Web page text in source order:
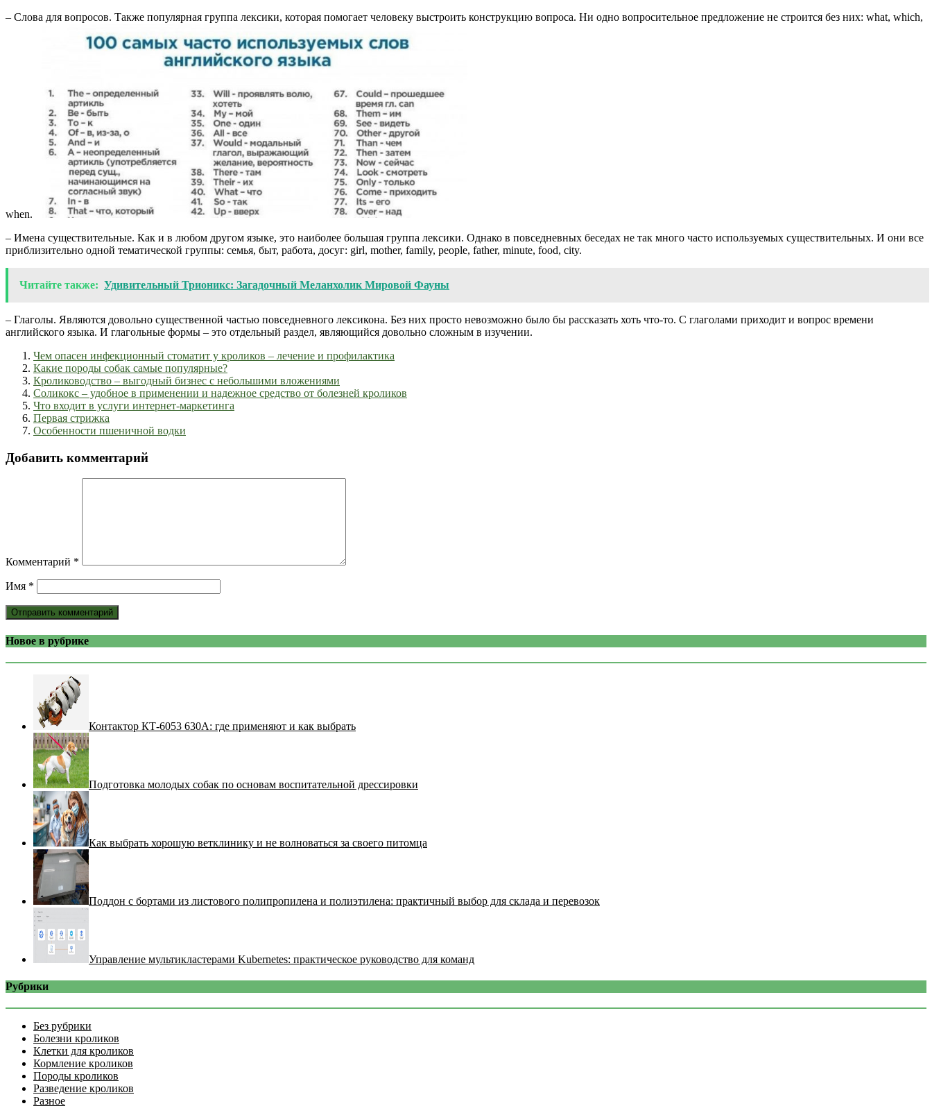
– Слова для вопросов. Также популярная группа лексики, которая помогает человеку выстроить конструкцию вопроса. Ни одно вопросительное предложение не строится без них: what, which,
when.
– Имена существительные. Как и в любом другом языке, это наиболее большая группа лексики. Однако в повседневных беседах не так много часто используемых существительных. И они все
приблизительно одной тематической группы: семья, быт, работа, досуг: girl, mother, family, people, father, minute, food, city.
Читайте также: Удивительный Трионикс: Загадочный Меланхолик Мировой Фауны
– Глаголы. Являются довольно существенной частью повседневного лексикона. Без них просто невозможно было бы рассказать хоть что-то. С глаголами приходит и вопрос времени
английского языка. И глагольные формы – это отдельный раздел, являющийся довольно сложным в изучении.
Чем опасен инфекционный стоматит у кроликов – лечение и профилактика
Какие породы собак самые популярные?
Кролиководство – выгодный бизнес с небольшими вложениями
Соликокс – удобное в применении и надежное средство от болезней кроликов
Что входит в услуги интернет-маркетинга
Первая стрижка
Особенности пшеничной водки
Добавить комментарий
Комментарий *
Имя *
Новое в рубрике
Контактор КТ-6053 630А: где применяют и как выбрать
Подготовка молодых собак по основам воспитательной дрессировки
Как выбрать хорошую ветклинику и не волноваться за своего питомца
Поддон с бортами из листового полипропилена и полиэтилена: практичный выбор для склада и перевозок
Управление мультикластерами Kubernetes: практическое руководство для команд
Рубрики
Без рубрики
Болезни кроликов
Клетки для кроликов
Кормление кроликов
Породы кроликов
Разведение кроликов
Разное